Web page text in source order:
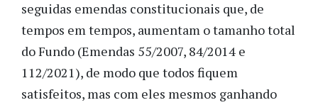
seguidas emendas constitucionais que, de
tempos em tempos, aumentam o tamanho total
do Fundo (Emendas 55/2007, 84/2014 e
112/2021), de modo que todos fiquem
satisfeitos, mas com eles mesmos ganhando